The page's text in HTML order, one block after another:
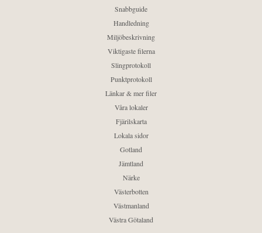
Snabbguide
Handledning
Miljöbeskrivning
Viktigaste filerna
Slingprotokoll
Punktprotokoll
Länkar & mer filer
Våra lokaler
Fjärilskarta
Lokala sidor
Gotland
Jämtland
Närke
Västerbotten
Västmanland
Västra Götaland